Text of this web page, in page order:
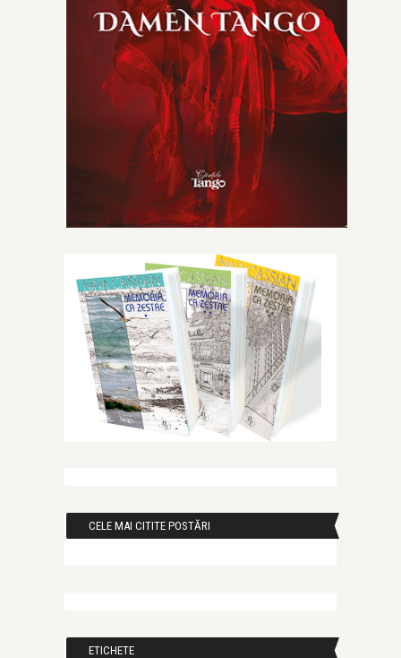
CELE MAI CITITE POSTĂRI
ETICHETE